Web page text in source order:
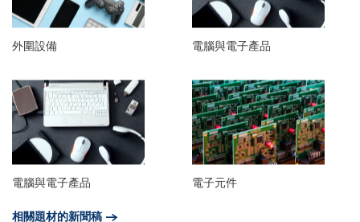
外圍設備 電腦與電子產品
電腦與電子產品
電子元件
相關題材的新聞稿